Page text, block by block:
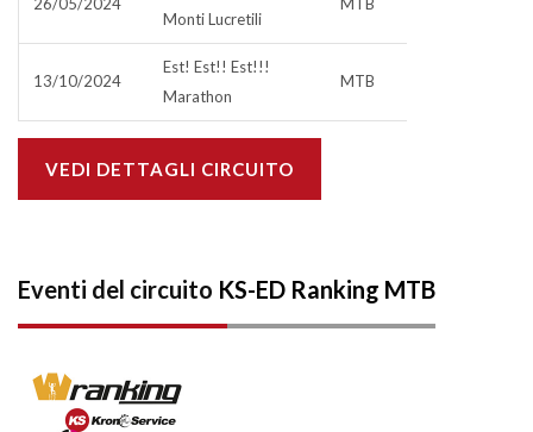
Monti Lucretili
13/10/2024
Est! Est!! Est!!!
Marathon
MTB
VEDI DETTAGLI CIRCUITO
Eventi del circuito KS-ED Ranking MTB